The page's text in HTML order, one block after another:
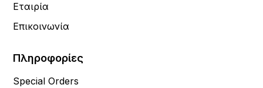
Εταιρία
Επικοινωνία
Πληροφορίες
Special Orders